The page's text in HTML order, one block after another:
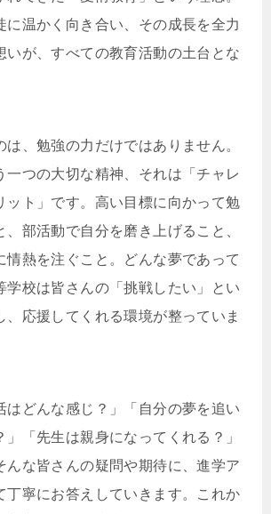
に温かく向き合い、その成長を全力
いが、すべての教育活動の土台とな
は、勉強の力だけではありません。
一つの大切な精神、それは「チャレ
ット」です。高い目標に向かって勉
部活動で自分を磨き上げること、
情熱を注ぐこと。どんな夢であって
学校は皆さんの「挑戦したい」とい
、応援してくれる環境が整っていま
はどんな感じ？」「自分の夢を追い
「先生は親身になってくれる？」
んな皆さんの疑問や期待に、進学ア
丁寧にお答えしていきます。これか